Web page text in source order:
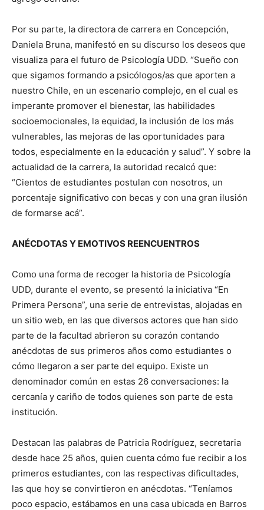
Por su parte, la directora de carrera en Concepción,
Daniela Bruna, manifestó en su discurso los deseos que
visualiza para el futuro de Psicología UDD. “Sueño con
que sigamos formando a psicólogos/as que aporten a
nuestro Chile, en un escenario complejo, en el cual es
imperante promover el bienestar, las habilidades
socioemocionales, la equidad, la inclusión de los más
vulnerables, las mejoras de las oportunidades para
todos, especialmente en la educación y salud”. Y sobre la
actualidad de la carrera, la autoridad recalcó que:
“Cientos de estudiantes postulan con nosotros, un
porcentaje significativo con becas y con una gran ilusión
de formarse acá”.
ANÉCDOTAS Y EMOTIVOS REENCUENTROS
Como una forma de recoger la historia de Psicología
UDD, durante el evento, se presentó la iniciativa “En
Primera Persona”, una serie de entrevistas, alojadas en
un sitio web, en las que diversos actores que han sido
parte de la facultad abrieron su corazón contando
anécdotas de sus primeros años como estudiantes o
cómo llegaron a ser parte del equipo. Existe un
denominador común en estas 26 conversaciones: la
cercanía y cariño de todos quienes son parte de esta
institución.
Destacan las palabras de Patricia Rodríguez, secretaria
desde hace 25 años, quien cuenta cómo fue recibir a los
primeros estudiantes, con las respectivas dificultades,
las que hoy se convirtieron en anécdotas. “Teníamos
poco espacio, estábamos en una casa ubicada en Barros